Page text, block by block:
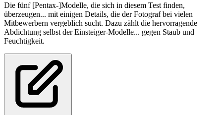
Die fünf [Pentax-]Modelle, die sich in diesem Test finden,
überzeugen... mit einigen Details, die der Fotograf bei vielen
Mitbewerbern vergeblich sucht. Dazu zählt die hervorragende
Abdichtung selbst der Einsteiger-Modelle... gegen Staub und
Feuchtigkeit.